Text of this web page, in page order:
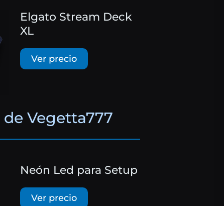
Elgato Stream Deck
XL
Ver precio
Vegetta777
Neón Led para Setup
Ver precio